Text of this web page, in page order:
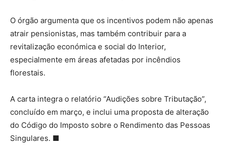
O órgão argumenta que os incentivos podem não apenas
atrair pensionistas, mas também contribuir para a
revitalização económica e social do Interior,
especialmente em áreas afetadas por incêndios
florestais.
A carta integra o relatório “Audições sobre Tributação”,
concluído em março, e inclui uma proposta de alteração
do Código do Imposto sobre o Rendimento das Pessoas
Singulares. ■